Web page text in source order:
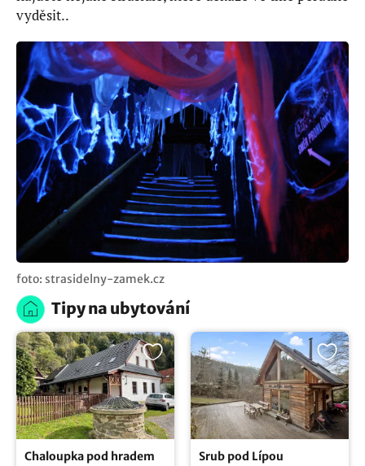
vyděsit..
foto: strasidelny-zamek.cz
Tipy na ubytování
Chaloupka pod hradem Srub pod Lípou